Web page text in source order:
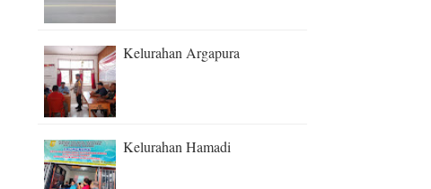
Kelurahan Argapura
Kelurahan Hamadi